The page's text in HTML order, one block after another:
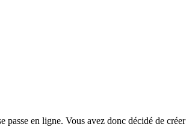
passe en ligne. Vous avez donc décidé de créer